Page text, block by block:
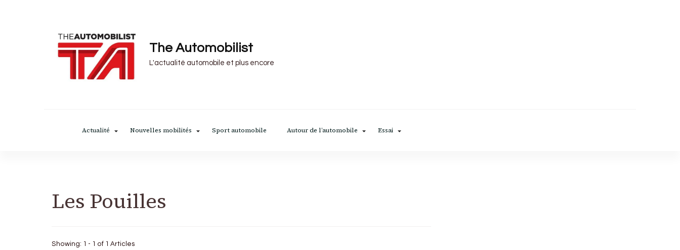
The Automobilist
L'actualité automobile et plus encore
Actualité Nouvelles mobilités Sport automobile Autour de l’automobile Essai
Les Pouilles
Showing: 1 - 1 of 1 Articles